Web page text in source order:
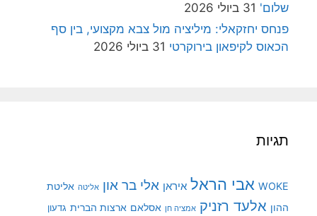
שלום' 31 ביולי 2026
פנחס יחזקאלי: מיליציה מול צבא מקצועי, בין סף
הכאוס לקיפאון בירוקרטי 31 ביולי 2026
תגיות
WOKE אבי הראל איראן אלי בר און אליטה אליטת
ההון אלעד רזניק אמציה חן אסלאם ארצות הברית גדעון